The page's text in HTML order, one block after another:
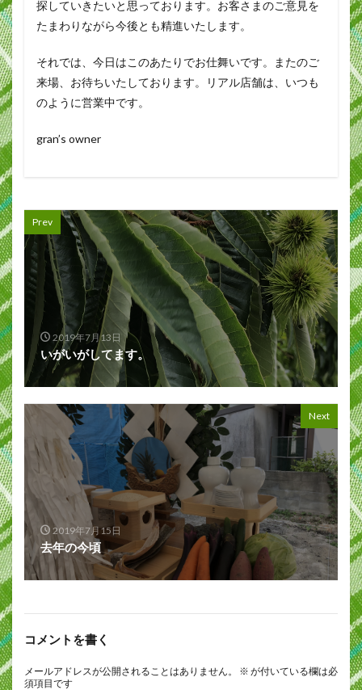
探していきたいと思っております。お客さまのご意見を
たまわりながら今後とも精進いたします。
それでは、今日はこのあたりでお仕舞いです。またのご
来場、お待ちいたしております。リアル店舗は、いつも
のように営業中です。
gran’s owner
Prev
2019年7月13日
いがいがしてます。
Next
2019年7月15日
去年の今頃
コメントを書く
メールアドレスが公開されることはありません。 ※ が付いている欄は必
須項目です